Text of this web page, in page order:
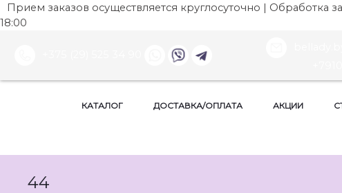
Прием заказов осуществляется круглосуточно | Обработка
18:00
КАТАЛОГ ДОСТАВКА/ОПЛАТА АКЦИИ
44